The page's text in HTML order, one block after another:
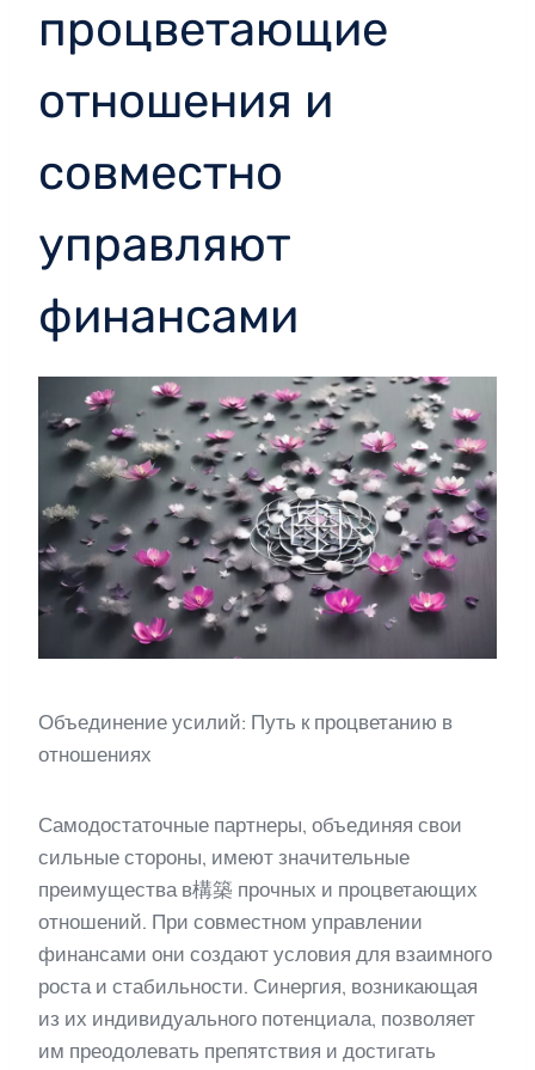
процветающие
отношения и
совместно
управляют
финансами
Объединение усилий: Путь к процветанию в
отношениях
Самодостаточные партнеры, объединяя свои
сильные стороны, имеют значительные
преимущества в構築 прочных и процветающих
отношений. При совместном управлении
финансами они создают условия для взаимного
роста и стабильности. Синергия, возникающая
из их индивидуального потенциала, позволяет
им преодолевать препятствия и достигать